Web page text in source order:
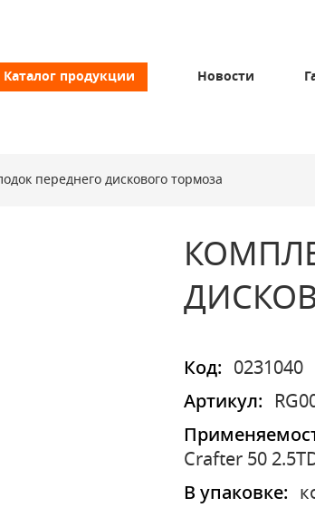
Каталог продукции Новости
переднего дискового тормоза
Код:
0231040
Артикул:
Crafter 50
В упаковке: